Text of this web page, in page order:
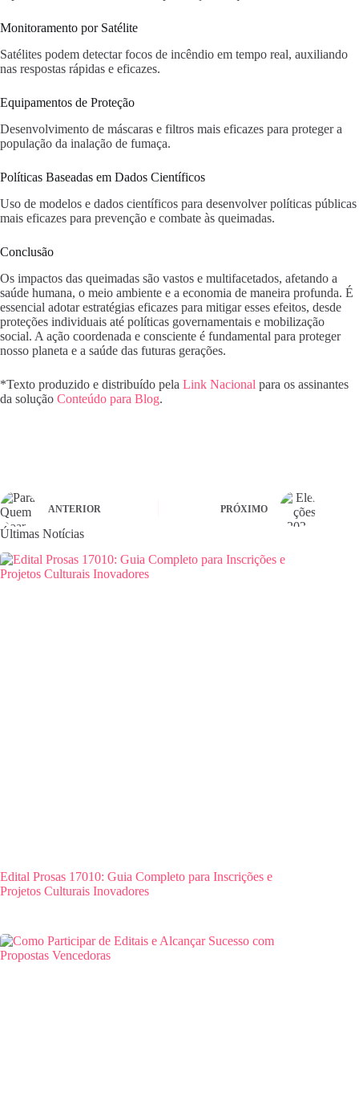
Monitoramento por Satélite
Satélites podem detectar focos de incêndio em tempo real, auxiliando
nas respostas rápidas e eficazes.
Equipamentos de Proteção
Desenvolvimento de máscaras e filtros mais eficazes para proteger a
população da inalação de fumaça.
Políticas Baseadas em Dados Científicos
Uso de modelos e dados científicos para desenvolver políticas públicas
mais eficazes para prevenção e combate às queimadas.
Conclusão
Os impactos das queimadas são vastos e multifacetados, afetando a
saúde humana, o meio ambiente e a economia de maneira profunda. É
essencial adotar estratégias eficazes para mitigar esses efeitos, desde
proteções individuais até políticas governamentais e mobilização
social. A ação coordenada e consciente é fundamental para proteger
nosso planeta e a saúde das futuras gerações.
*Texto produzido e distribuído pela Link Nacional para os assinantes
da solução Conteúdo para Blog.
ANTERIOR PRÓXIMO
Últimas Notícias
Edital Prosas 17010: Guia Completo para Inscrições e
Projetos Culturais Inovadores